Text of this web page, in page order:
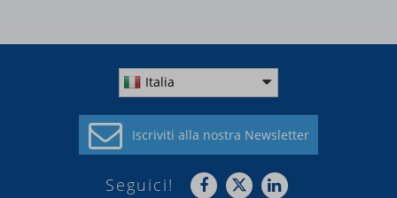
Italia
Iscriviti alla nostra Newsletter
Seguici!